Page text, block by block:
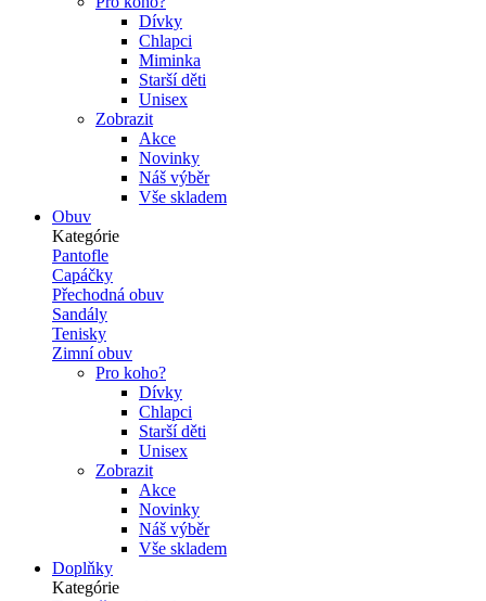
Dívky
Chlapci
Miminka
Starší děti
Unisex
Zobrazit
Akce
Novinky
Náš výběr
Vše skladem
Obuv
Kategórie
Pantofle
Capáčky
Přechodná obuv
Sandály
Tenisky
Zimní obuv
Pro koho?
Dívky
Chlapci
Starší děti
Unisex
Zobrazit
Akce
Novinky
Náš výběr
Vše skladem
Doplňky
Kategórie